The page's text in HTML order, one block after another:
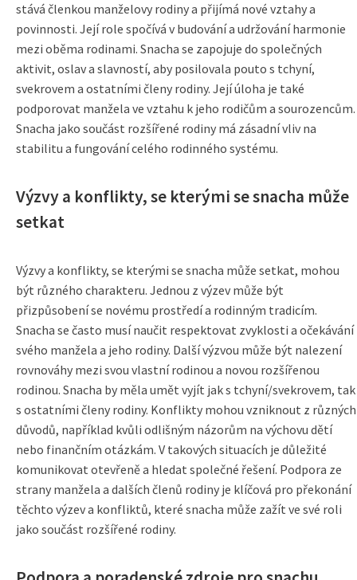
stává členkou manželovy rodiny a přijímá nové vztahy a
povinnosti. Její role spočívá v budování a udržování harmonie
mezi oběma rodinami. Snacha se zapojuje do společných
aktivit, oslav a slavností, aby posilovala pouto s tchyní,
svekrovem a ostatními členy rodiny. Její úloha je také
podporovat manžela ve vztahu k jeho rodičům a sourozencům.
Snacha jako součást rozšířené rodiny má zásadní vliv na
stabilitu a fungování celého rodinného systému.
Výzvy a konflikty, se kterými se snacha může
setkat
Výzvy a konflikty, se kterými se snacha může setkat, mohou
být různého charakteru. Jednou z výzev může být
přizpůsobení se novému prostředí a rodinným tradicím.
Snacha se často musí naučit respektovat zvyklosti a očekávání
svého manžela a jeho rodiny. Další výzvou může být nalezení
rovnováhy mezi svou vlastní rodinou a novou rozšířenou
rodinou. Snacha by měla umět vyjít jak s tchyní/svekrovem, tak
s ostatními členy rodiny. Konflikty mohou vzniknout z různých
důvodů, například kvůli odlišným názorům na výchovu dětí
nebo finančním otázkám. V takových situacích je důležité
komunikovat otevřeně a hledat společné řešení. Podpora ze
strany manžela a dalších členů rodiny je klíčová pro překonání
těchto výzev a konfliktů, které snacha může zažít ve své roli
jako součást rozšířené rodiny.